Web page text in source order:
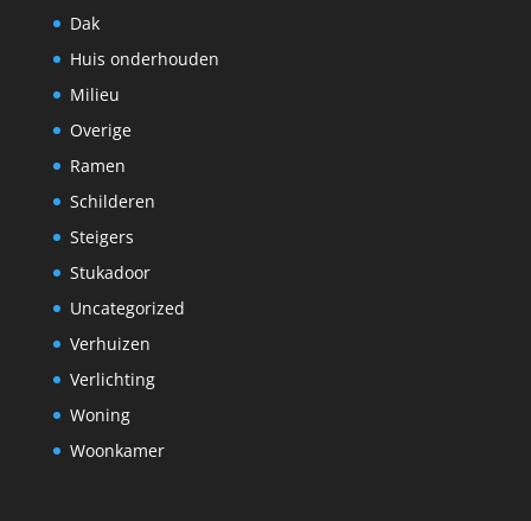
Dak
Huis onderhouden
Milieu
Overige
Ramen
Schilderen
Steigers
Stukadoor
Uncategorized
Verhuizen
Verlichting
Woning
Woonkamer